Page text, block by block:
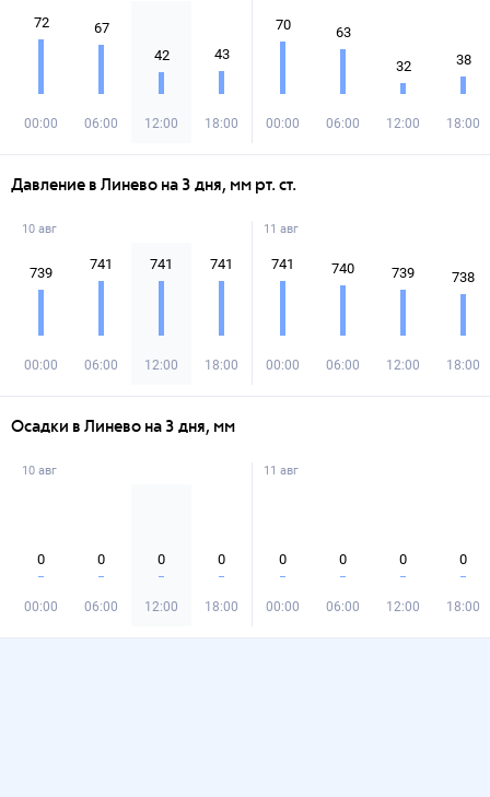
72
00:00
67
06:00
42
12:00
43
18:00
70
00:00
63
06:00
32
12:00
38
18:00
Давление в Линево на 3 дня, мм рт. ст.
10 авг
739
00:00
741
06:00
741
12:00
741
18:00
11 авг
741
00:00
740
06:00
739
12:00
738
18:00
Осадки в Линево на 3 дня, мм
10 авг
0
00:00
0
06:00
0
12:00
0
18:00
11 авг
0
00:00
0
06:00
0
12:00
0
18:00